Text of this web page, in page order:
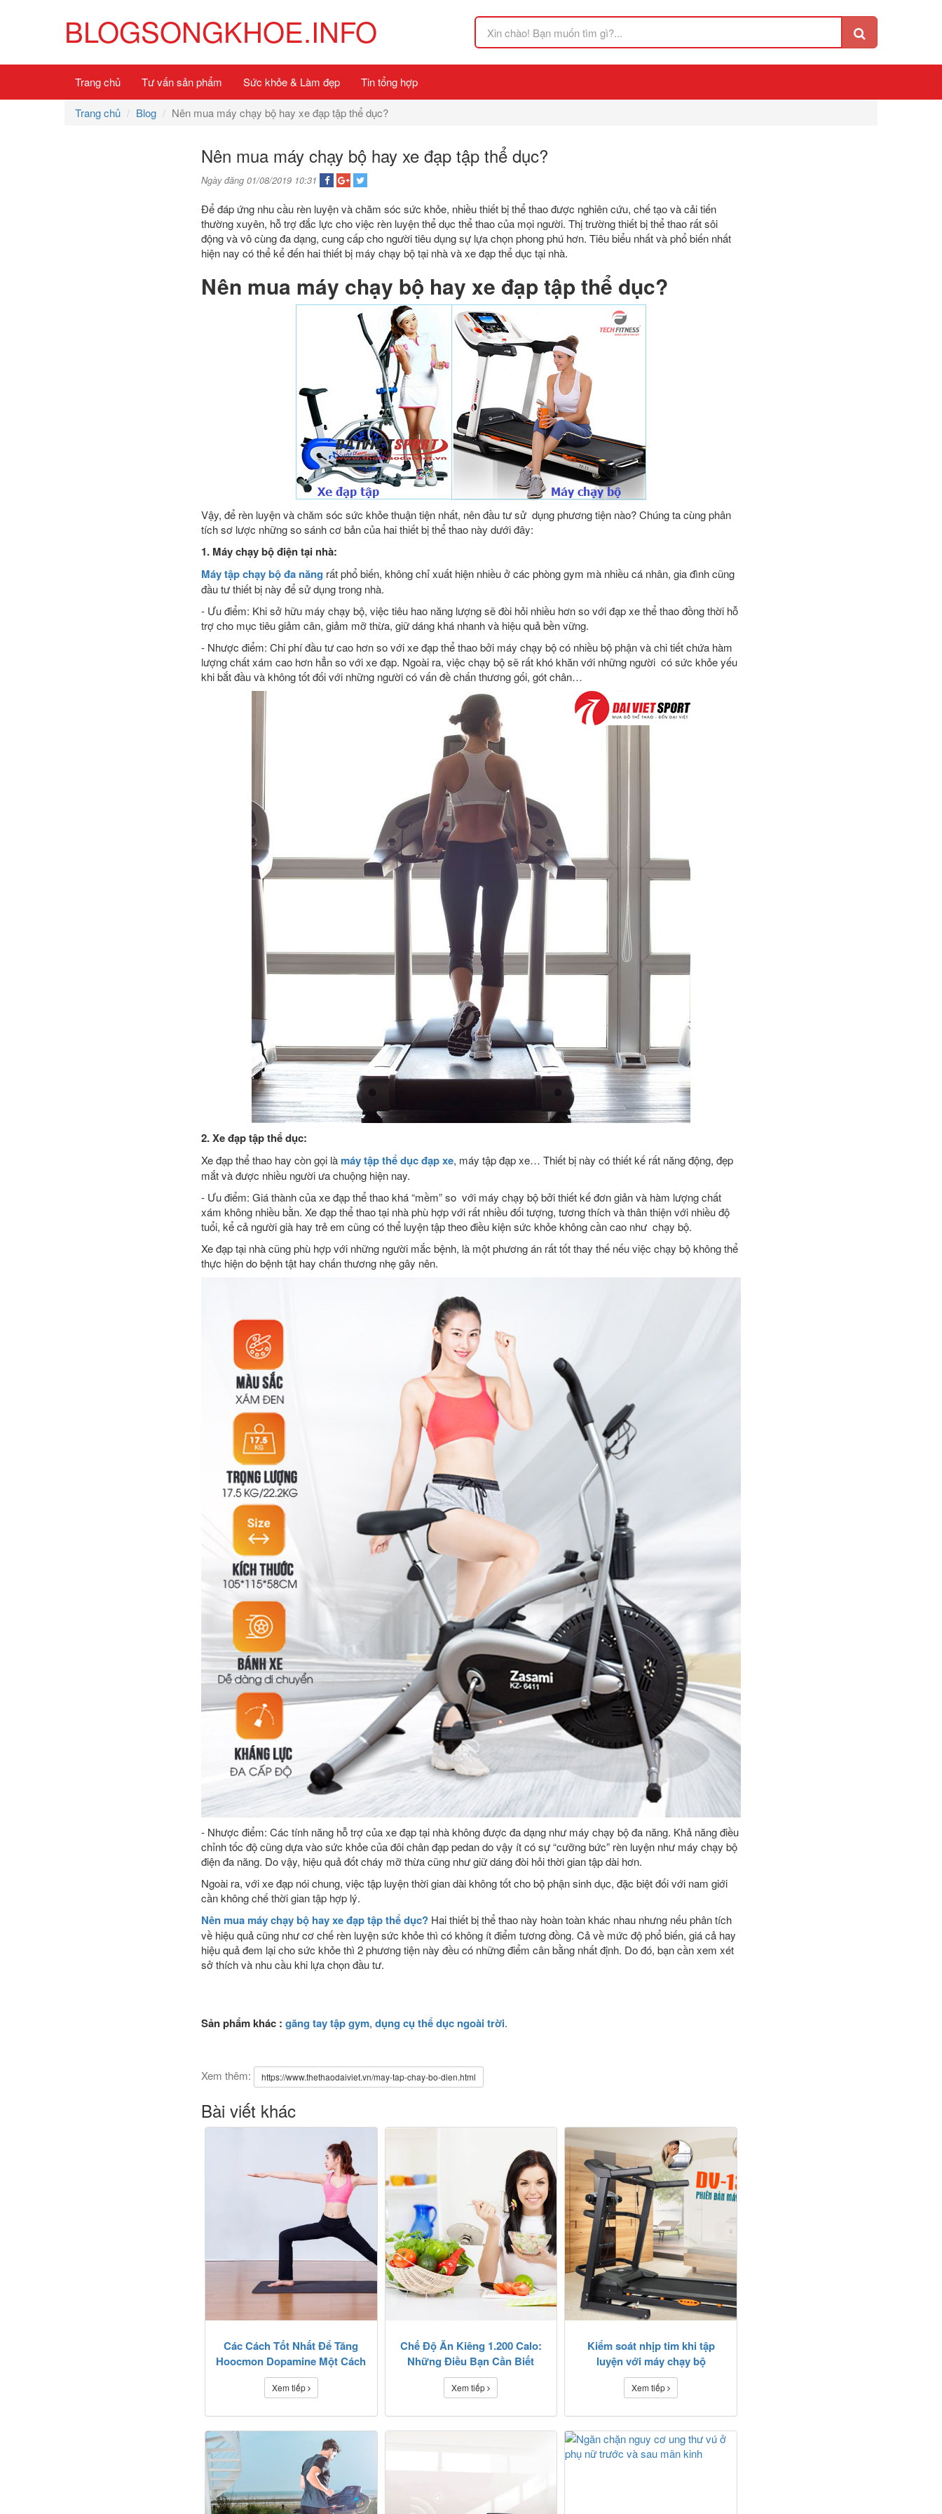
BLOGSONGKHOE.INFO
Trang chủ Tư vấn sản phẩm Sức khỏe & Làm đẹp Tin tổng hợp
Trang chủ Blog Nên mua máy chạy bộ hay xe đạp tập thể dục?
Nên mua máy chạy bộ hay xe đạp tập thể dục?
Ngày đăng 01/08/2019 10:31
Để đáp ứng nhu cầu rèn luyện và chăm sóc sức khỏe, nhiều thiết bị thể thao được nghiên cứu, chế tạo và cải tiến
thường xuyên, hỗ trợ đắc lực cho việc rèn luyện thể dục thể thao của mọi người. Thị trường thiết bị thể thao rất sôi
động và vô cùng đa dạng, cung cấp cho người tiêu dụng sự lựa chọn phong phú hơn. Tiêu biểu nhất và phổ biến nhất
hiện nay có thể kể đến hai thiết bị máy chạy bộ tại nhà và xe đạp thể dục tại nhà.
Nên mua máy chạy bộ hay xe đạp tập thể dục?
Vậy, để rèn luyện và chăm sóc sức khỏe thuận tiện nhất, nên đầu tư sử dụng phương tiện nào? Chúng ta cùng phân
tích sơ lược những so sánh cơ bản của hai thiết bị thể thao này dưới đây:
1. Máy chạy bộ điện tại nhà:
Máy tập chạy bộ đa năng rất phổ biến, không chỉ xuất hiện nhiều ở các phòng gym mà nhiều cá nhân, gia đình cũng
đầu tư thiết bị này để sử dụng trong nhà.
- Ưu điểm: Khi sở hữu máy chạy bộ, việc tiêu hao năng lượng sẽ đòi hỏi nhiều hơn so với đạp xe thể thao đồng thời hỗ
trợ cho mục tiêu giảm cân, giảm mỡ thừa, giữ dáng khá nhanh và hiệu quả bền vững.
- Nhược điểm: Chi phí đầu tư cao hơn so với xe đạp thể thao bởi máy chạy bộ có nhiều bộ phận và chi tiết chứa hàm
lượng chất xám cao hơn hẳn so với xe đạp. Ngoài ra, việc chạy bộ sẽ rất khó khăn với những người có sức khỏe yếu
khi bắt đầu và không tốt đối với những người có vấn đề chấn thương gối, gót chân…
2. Xe đạp tập thể dục:
Xe đạp thể thao hay còn gọi là máy tập thể dục đạp xe, máy tập đạp xe… Thiết bị này có thiết kế rất năng động, đẹp
mắt và được nhiều người ưa chuộng hiện nay.
- Ưu điểm: Giá thành của xe đạp thể thao khá “mềm” so với máy chạy bộ bởi thiết kế đơn giản và hàm lượng chất
xám không nhiều bằn. Xe đạp thể thao tại nhà phù hợp với rất nhiều đối tượng, tương thích và thân thiện với nhiều độ
tuổi, kể cả người già hay trẻ em cũng có thể luyện tập theo điều kiện sức khỏe không cần cao như chạy bộ.
Xe đạp tại nhà cũng phù hợp với những người mắc bệnh, là một phương án rất tốt thay thế nếu việc chạy bộ không thể
thực hiện do bệnh tật hay chấn thương nhẹ gây nên.
- Nhược điểm: Các tính năng hỗ trợ của xe đạp tại nhà không được đa dạng như máy chạy bộ đa năng. Khả năng điều
chỉnh tốc độ cũng dựa vào sức khỏe của đôi chân đạp pedan do vậy ít có sự “cưỡng bức” rèn luyện như máy chạy bộ
điện đa năng. Do vậy, hiệu quả đốt cháy mỡ thừa cũng như giữ dáng đòi hỏi thời gian tập dài hơn.
Ngoài ra, với xe đạp nói chung, việc tập luyện thời gian dài không tốt cho bộ phận sinh dục, đặc biệt đối với nam giới
cần không chế thời gian tập hợp lý.
Nên mua máy chạy bộ hay xe đạp tập thể dục? Hai thiết bị thể thao này hoàn toàn khác nhau nhưng nếu phân tích
về hiệu quả cũng như cơ chế rèn luyện sức khỏe thì có không ít điểm tương đồng. Cả về mức độ phổ biến, giá cả hay
hiệu quả đem lại cho sức khỏe thì 2 phương tiện này đều có những điểm cân bằng nhất định. Do đó, bạn cần xem xét
sở thích và nhu cầu khi lựa chọn đầu tư.
Sản phẩm khác : găng tay tập gym, dụng cụ thể dục ngoài trời.
Xem thêm: https://www.thethaodaiviet.vn/may-tap-chay-bo-dien.html
Bài viết khác
Các Cách Tốt Nhất Để Tăng
Hoocmon Dopamine Một Cách
Tự Nhiên
Xem tiếp
Chế Độ Ăn Kiêng 1.200 Calo:
Những Điều Bạn Cần Biết
Xem tiếp
Kiểm soát nhịp tim khi tập
luyện với máy chạy bộ
Xem tiếp